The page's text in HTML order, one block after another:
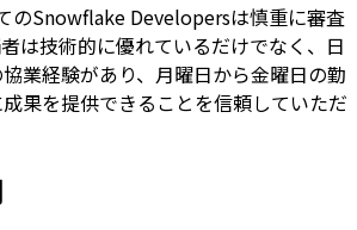
のSnowflake Developersは慎重に審査
は技術的に優れているだけでなく、日
業経験があり、月曜日から金曜日の勤
果を提供できることを信頼していただ